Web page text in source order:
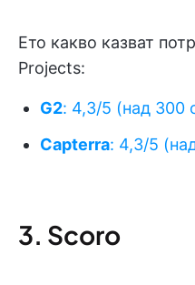
Ето какво казват
Projects:
G2: 4,3/5 (над 300
Capterra: 4,3/5
3. Scoro